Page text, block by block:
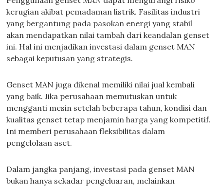
kerugian akibat pemadaman listrik. Fasilitas industri
yang bergantung pada pasokan energi yang stabil
akan mendapatkan nilai tambah dari keandalan genset
ini. Hal ini menjadikan investasi dalam genset MAN
sebagai keputusan yang strategis.
Genset MAN juga dikenal memiliki nilai jual kembali
yang baik. Jika perusahaan memutuskan untuk
mengganti mesin setelah beberapa tahun, kondisi dan
kualitas genset tetap menjamin harga yang kompetitif.
Ini memberi perusahaan fleksibilitas dalam
pengelolaan aset.
Dalam jangka panjang, investasi pada genset MAN
bukan hanya sekadar pengeluaran, melainkan